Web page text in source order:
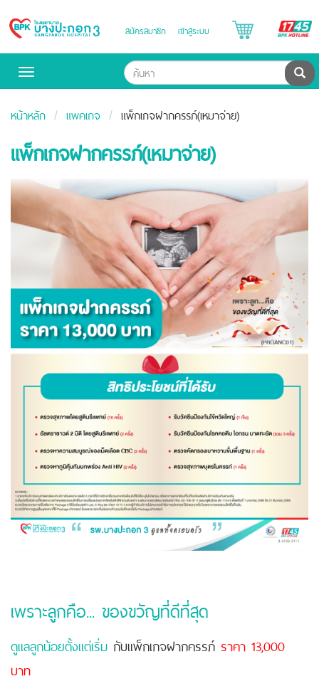
Bangpakok
สมัครสมาชิก เข้าสู่ระบบ
Toggle
ค้น
หน้าหลัก แพคเกจ แพ็กเกจฝากครรภ์(เหมาจ่าย)
แพ็กเกจฝากครรภ์(เหมาจ่าย)
เพราะลูกคือ... ของขวัญที่ดีที่สุด
ดูแลลูกน้อยตั้งแต่เริ่ม กับแพ็กเกจฝากครรภ์ ราคา 13,000
บาท